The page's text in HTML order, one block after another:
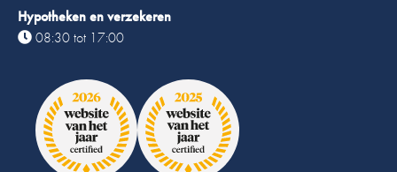
Hypotheken en verzekeren
08:30 tot 17:00